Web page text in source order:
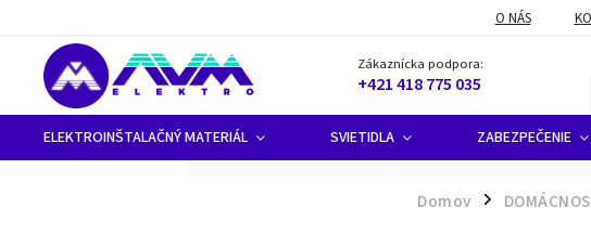
O NÁS
Zákaznícka podpora:
+421 418 775 035
ELEKTROINŠTALAČNÝ MATERIÁL SVIETIDLA ZABEZPEČENIE
Domov /